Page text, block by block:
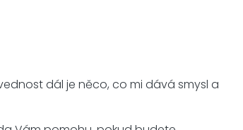
dál je něco, co mi dává smysl a